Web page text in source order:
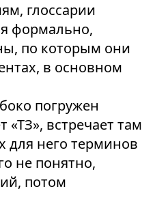
глоссарии
формально,
по которым они
в основном
погружен
«ТЗ», встречает там
для него терминов
не понятно,
потом